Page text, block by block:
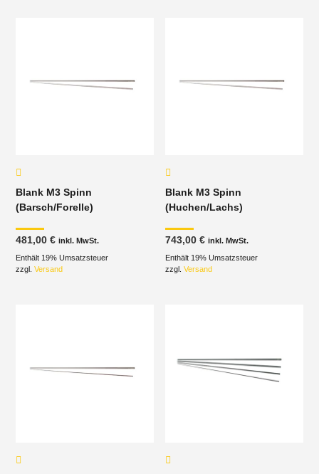
Blank M3 Spinn
(Barsch/Forelle)
481,00€ inkl. MwSt.
Enthält 19% Umsatzsteuer
zzgl.Versand
Blank M3 Spinn
(Huchen/Lachs)
743,00€ inkl. MwSt.
Enthält 19% Umsatzsteuer
zzgl.Versand